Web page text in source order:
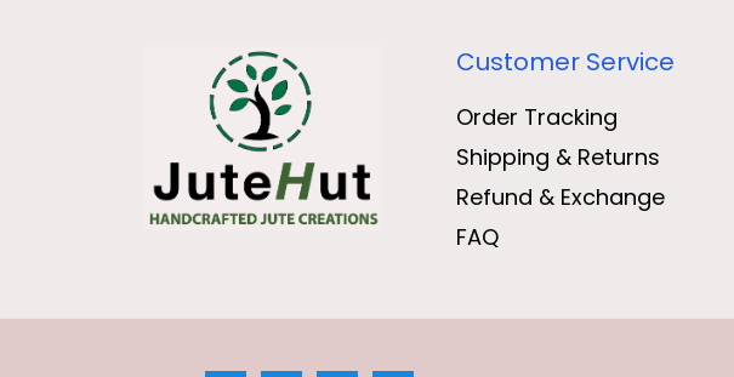
Customer Service
Order Tracking
Shipping & Returns
Refund & Exchange
FAQ